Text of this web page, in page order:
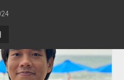
rss
入门教程
全栈指南